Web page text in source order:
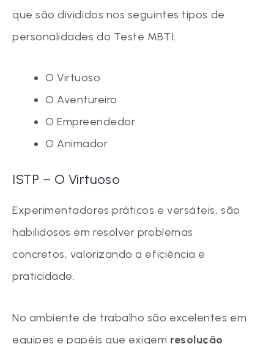
que são divididos nos seguintes tipos de
personalidades do Teste MBTI:
O Virtuoso
O Aventureiro
O Empreendedor
O Animador
ISTP – O Virtuoso
Experimentadores práticos e versáteis, são
habilidosos em resolver problemas
concretos, valorizando a eficiência e
praticidade.
No ambiente de trabalho são excelentes em
equipes e papéis que exigem resolução